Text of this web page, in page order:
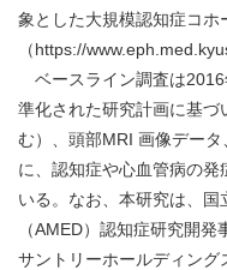
象とした⼤規模認知症コホ
（https://
ベースライン調査は
準化された研究計画に基づ
む）、頭部MRI 画像デー
に、認知症や⼼⾎管病の
いる。なお、本研究は、
（AMED）認知症研究開
サントリーホールディン